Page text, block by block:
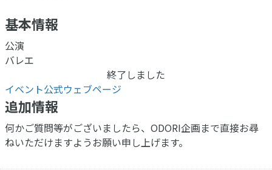
基本情報
公演
バレエ
終了しました
イベント公式ウェブページ
追加情報
何かご質問等がございましたら、ODORI企画まで直接お尋
ねいただけますようお願い申し上げます。